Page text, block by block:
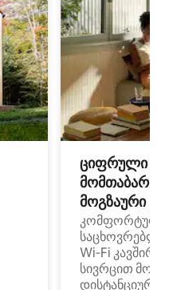
ციფრული
მოგზაური
კომფორტული
Wi‑Fi
სივრცით
დისტანციური